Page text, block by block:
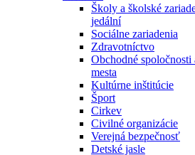
Školy a školské
jedální
Sociálne zariadenia
Zdravotníctvo
Obchodné
mesta
Kultúrne inštitúcie
Šport
Cirkev
Civilné organizácie
Verejná bezpečnosť
Detské jasle